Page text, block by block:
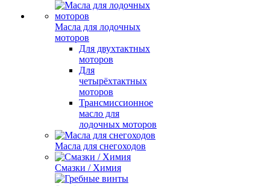
Масла для лодочных
моторов
Для двухтактных
моторов
Для
четырёхтактных
моторов
Трансмиссионное
масло для
лодочных моторов
Масла для снегоходов
Смазки / Химия